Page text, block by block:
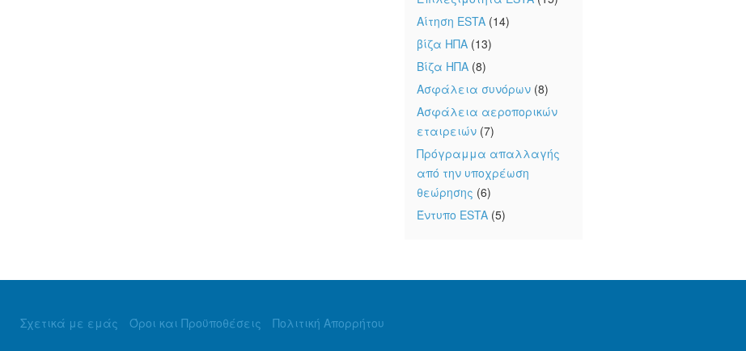
Αίτηση ESTA (14)
βίζα ΗΠΑ (13)
Βίζα ΗΠΑ (8)
Ασφάλεια συνόρων (8)
Ασφάλεια αεροπορικών
εταιρειών (7)
Πρόγραμμα απαλλαγής
από την υποχρέωση
θεώρησης (6)
Έντυπο ESTA (5)
Σχετικά με εμάς Όροι και Προϋποθέσεις Πολιτική Απορρήτου